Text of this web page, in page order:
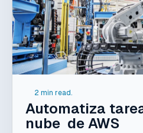
2 min read.
Automatiza
nube de AWS